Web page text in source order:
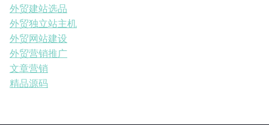
外贸建站选品
外贸独立站主机
外贸网站建设
外贸营销推广
文章营销
精品源码